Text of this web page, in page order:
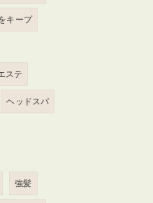
キープ
ステ
ヘッドスパ
強髪